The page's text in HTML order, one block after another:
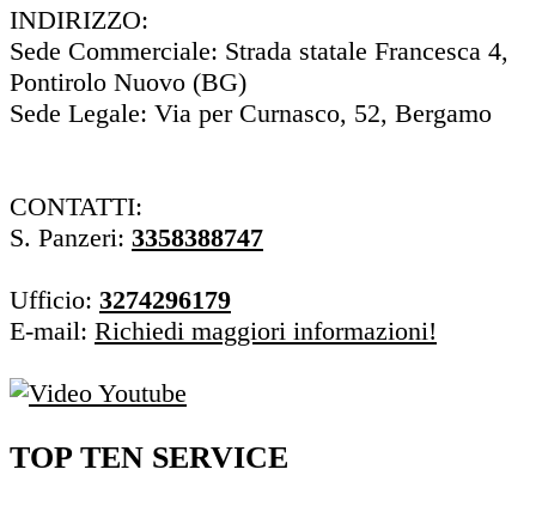
INDIRIZZO:
Sede Commerciale: Strada statale Francesca 4,
Pontirolo Nuovo (BG)
Sede Legale: Via per Curnasco, 52, Bergamo
CONTATTI:
S. Panzeri: 3358388747
Ufficio: 3274296179
E-mail: Richiedi maggiori informazioni!
TOP TEN SERVICE